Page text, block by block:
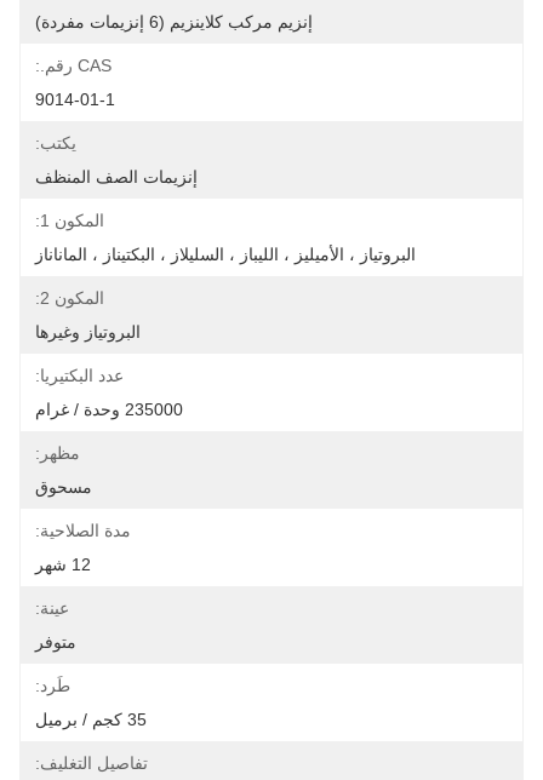
إنزيم مركب كلاينزيم (6 إنزيمات مفردة)
CAS رقم.:
9014-01-1
يكتب:
إنزيمات الصف المنظف
المكون 1:
البروتياز ، الأميليز ، الليباز ، السليلاز ، البكتيناز ، الماناناز
المكون 2:
البروتياز وغيرها
عدد البكتيريا:
235000 وحدة / غرام
مظهر:
مسحوق
مدة الصلاحية:
12 شهر
عينة:
متوفر
طَرد:
35 كجم / برميل
تفاصيل التغليف: